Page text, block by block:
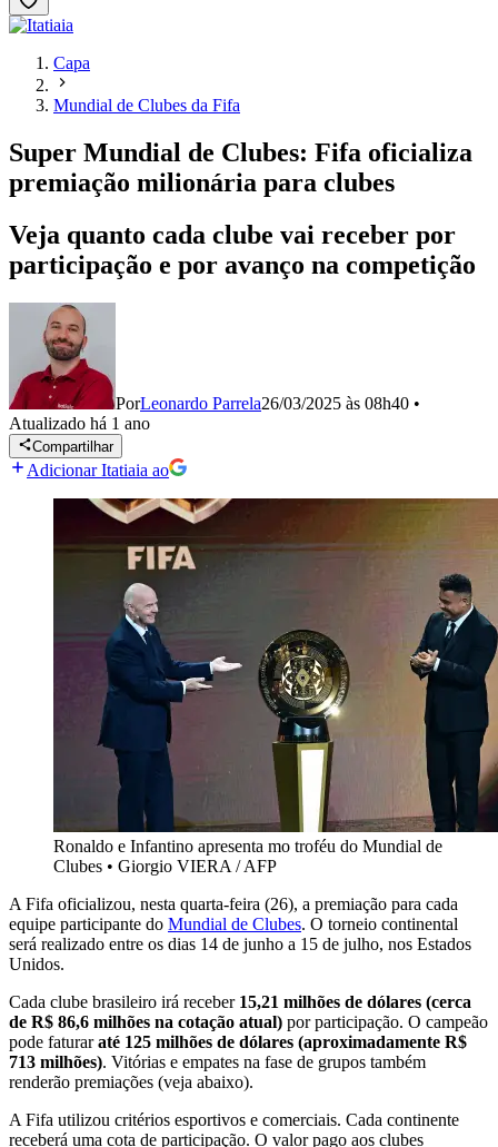
Capa
Mundial de Clubes da Fifa
Super Mundial de Clubes: Fifa oficializa
premiação milionária para clubes
Veja quanto cada clube vai receber por
participação e por avanço na competição
PorLeonardo Parrela26/03/2025 às 08h40 •
Atualizado há 1 ano
Compartilhar
Adicionar Itatiaia ao
Ronaldo e Infantino apresenta mo troféu do Mundial de
Clubes • Giorgio VIERA / AFP
A Fifa oficializou, nesta quarta-feira (26), a premiação para cada
equipe participante do Mundial de Clubes. O torneio continental
será realizado entre os dias 14 de junho a 15 de julho, nos Estados
Unidos.
Cada clube brasileiro irá receber 15,21 milhões de dólares (cerca
de R$ 86,6 milhões na cotação atual) por participação. O campeão
pode faturaraté 125 milhões de dólares (aproximadamente R$
713 milhões). Vitórias e empates na fase de grupos também
renderão premiações (veja abaixo).
A Fifa utilizou critérios esportivos e comerciais. Cada continente
receberá uma cota de participação. O valor pago aos clubes